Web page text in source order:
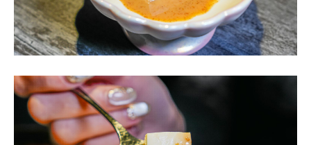
這道手工胡麻豆腐，捨棄了市售現成品，店家堅持以無糖
豆漿與日本葛粉費時熬煮、手工自製。一入口，馬上就能